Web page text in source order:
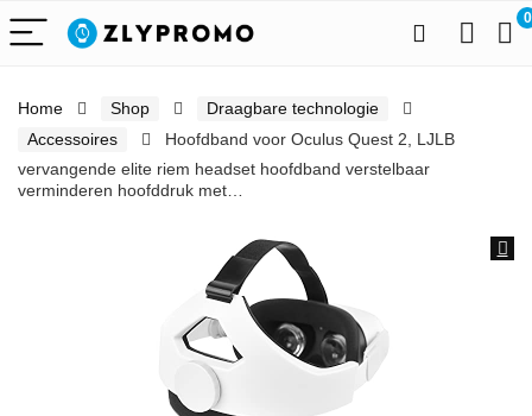
0
Home Shop
Draagbare technologie
Accessoires
Hoofdband voor Oculus Quest 2, LJLB
vervangende elite riem headset hoofdband verstelbaar
verminderen hoofddruk met…